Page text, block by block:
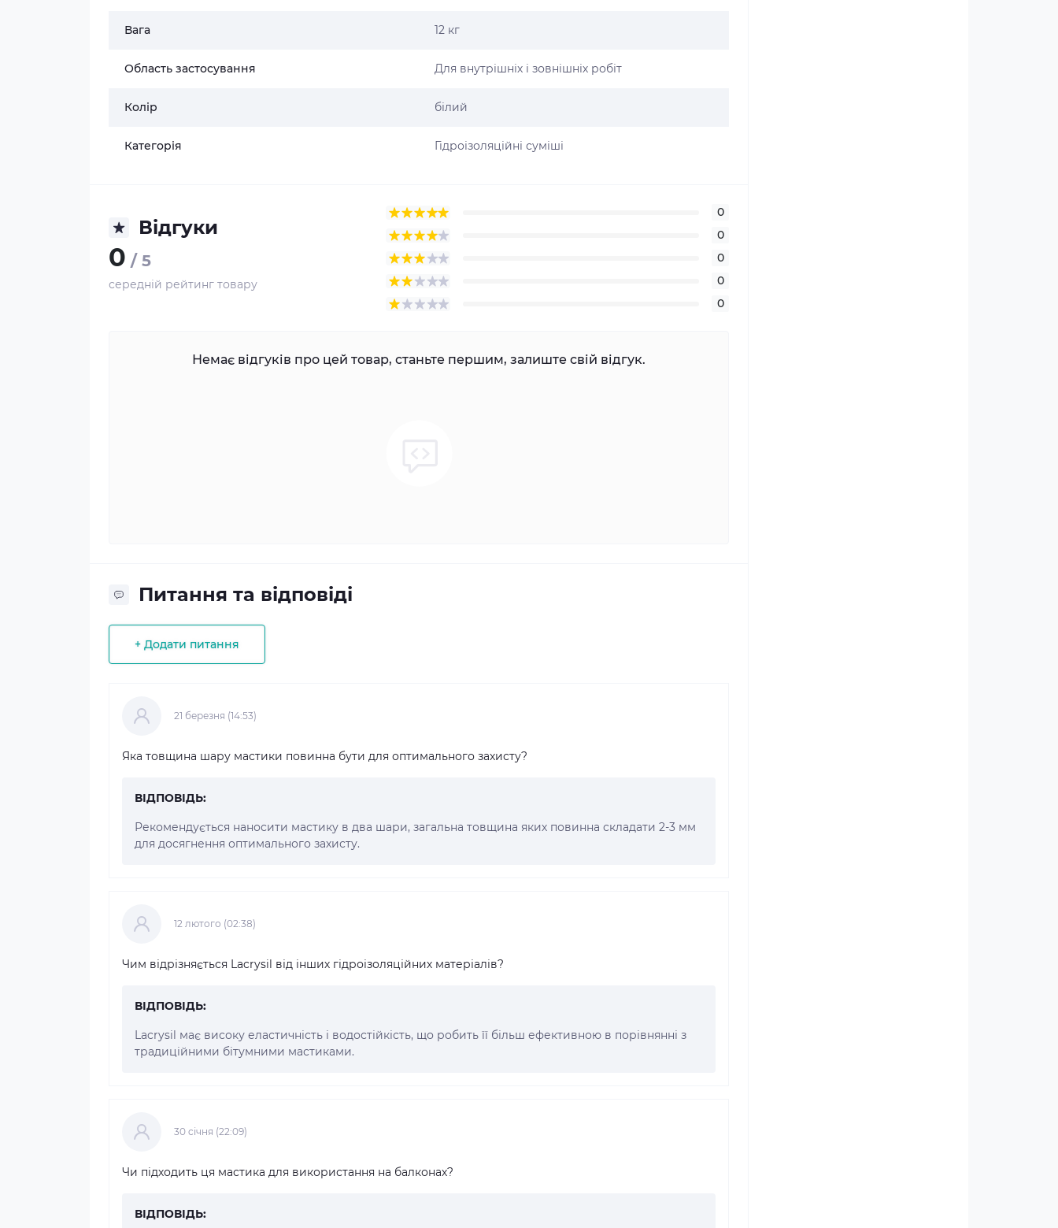
Вага 12 кг
Область застосування Для внутрішніх і зовнішніх робіт
Колір білий
Категорія Гідроізоляційні суміші
Відгуки
0 / 5
середній рейтинг товару
0
0
0
0
0
Немає відгуків про цей товар, станьте першим, залиште свій відгук.
Питання та відповіді
+ Додати питання
21 березня (14:53)
Яка товщина шару мастики повинна бути для оптимального захисту?
ВІДПОВІДЬ:
Рекомендується наносити мастику в два шари, загальна товщина яких повинна складати 2-3 мм
для досягнення оптимального захисту.
12 лютого (02:38)
Чим відрізняється Lacrysil від інших гідроізоляційних матеріалів?
ВІДПОВІДЬ:
Lacrysil має високу еластичність і водостійкість, що робить її більш ефективною в порівнянні з
традиційними бітумними мастиками.
30 cічня (22:09)
Чи підходить ця мастика для використання на балконах?
ВІДПОВІДЬ: